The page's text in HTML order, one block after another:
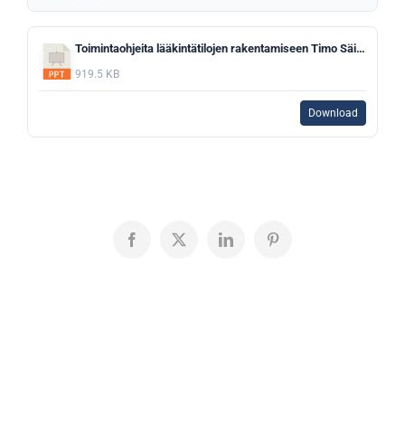
Toimintaohjeita lääkintätilojen rakentamiseen Timo Säisä V1.ppt
919.5 KB
Download
Facebook
X LinkedInPinterest